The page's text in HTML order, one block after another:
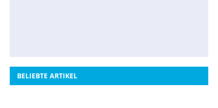
BELIEBTE ARTIKEL